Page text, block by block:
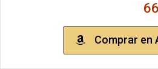
Comprar en